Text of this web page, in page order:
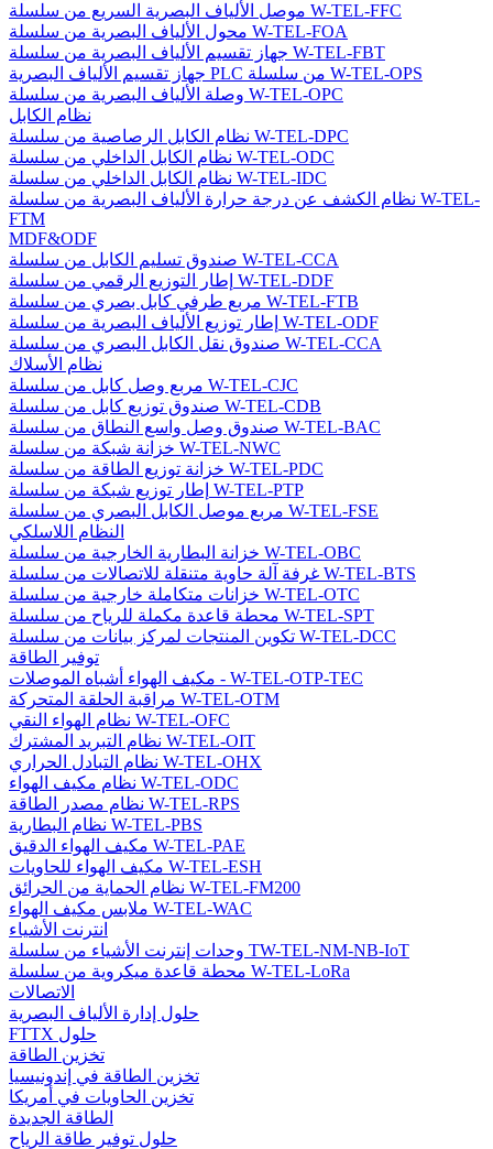
موصل الألياف البصرية السريع من سلسلة W-TEL-FFC
محول الألياف البصرية من سلسلة W-TEL-FOA
جهاز تقسيم الألياف البصرية من سلسلة W-TEL-FBT
جهاز تقسيم الألياف البصرية PLC من سلسلة W-TEL-OPS
وصلة الألياف البصرية من سلسلة W-TEL-OPC
نظام الكابل
نظام الكابل الرصاصية من سلسلة W-TEL-DPC
نظام الكابل الداخلي من سلسلة W-TEL-ODC
نظام الكابل الداخلي من سلسلة W-TEL-IDC
نظام الكشف عن درجة حرارة الألياف البصرية من سلسلة W-TEL-
FTM
MDF&ODF
صندوق تسليم الكابل من سلسلة W-TEL-CCA
إطار التوزيع الرقمي من سلسلة W-TEL-DDF
مربع طرفي كابل بصري من سلسلة W-TEL-FTB
إطار توزيع الألياف البصرية من سلسلة W-TEL-ODF
صندوق نقل الكابل البصري من سلسلة W-TEL-CCA
نظام الأسلاك
مربع وصل كابل من سلسلة W-TEL-CJC
صندوق توزيع كابل من سلسلة W-TEL-CDB
صندوق وصل واسع النطاق من سلسلة W-TEL-BAC
خزانة شبكة من سلسلة W-TEL-NWC
خزانة توزيع الطاقة من سلسلة W-TEL-PDC
إطار توزيع شبكة من سلسلة W-TEL-PTP
مربع موصل الكابل البصري من سلسلة W-TEL-FSE
النظام اللاسلكي
خزانة البطارية الخارجية من سلسلة W-TEL-OBC
غرفة آلة حاوية متنقلة للاتصالات من سلسلة W-TEL-BTS
خزانات متكاملة خارجية من سلسلة W-TEL-OTC
محطة قاعدة مكملة للرياح من سلسلة W-TEL-SPT
تكوين المنتجات لمركز بيانات من سلسلة W-TEL-DCC
توفير الطاقة
مكيف الهواء أشباه الموصلات - W-TEL-OTP-TEC
مراقبة الحلقة المتحركة W-TEL-OTM
نظام الهواء النقي W-TEL-OFC
نظام التبريد المشترك W-TEL-OIT
نظام التبادل الحراري W-TEL-OHX
نظام مكيف الهواء W-TEL-ODC
نظام مصدر الطاقة W-TEL-RPS
نظام البطارية W-TEL-PBS
مكيف الهواء الدقيق W-TEL-PAE
مكيف الهواء للحاويات W-TEL-ESH
نظام الحماية من الحرائق W-TEL-FM200
ملابس مكيف الهواء W-TEL-WAC
انترنت الأشياء
وحدات إنترنت الأشياء من سلسلة TW-TEL-NM-NB-IoT
محطة قاعدة ميكروية من سلسلة W-TEL-LoRa
الاتصالات
حلول إدارة الألياف البصرية
FTTX حلول
تخزين الطاقة
تخزين الطاقة في إندونيسيا
تخزين الحاويات في أمريكا
الطاقة الجديدة
حلول توفير طاقة الرياح